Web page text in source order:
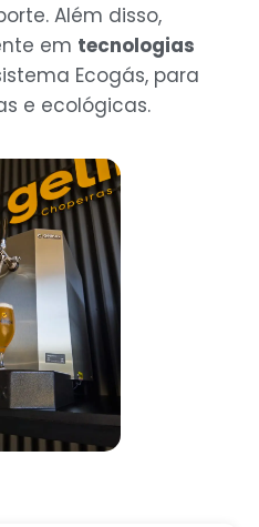
Além disso,
em tecnologias
Ecogás, para
e ecológicas.